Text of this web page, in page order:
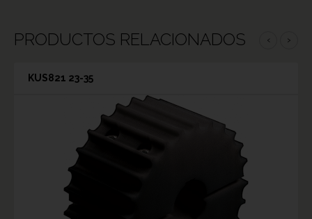
PRODUCTOS RELACIONADOS ‹ ›
KUS821 23-35